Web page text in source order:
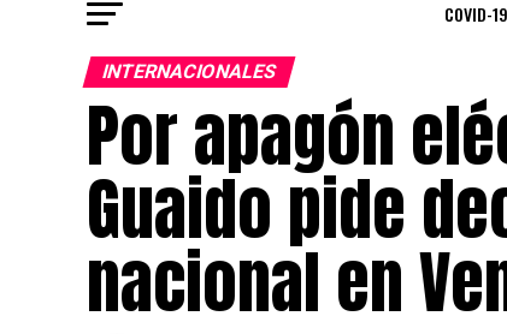
COVID-19
INTERNACIONALES
Por apagón
Guaido pide
nacional en